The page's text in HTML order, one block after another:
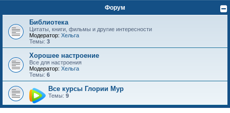
Форум
Библиотека
Цитаты, книги, фильмы и другие интересности
Модератор: Хельга
Темы: 3
Хорошее настроение
Все для настроения
Модератор: Хельга
Темы: 6
Все курсы Глории Мур
Темы: 9